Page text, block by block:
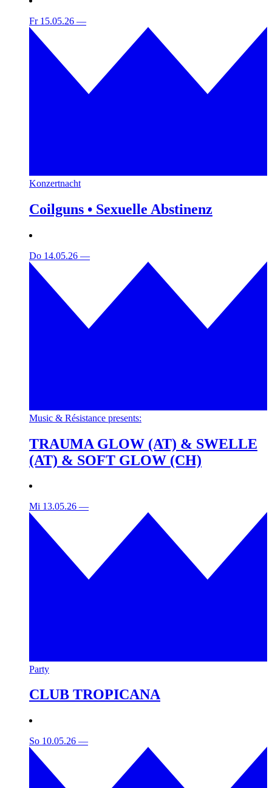
Fr 15.05.26 —
Konzertnacht
Coilguns • Sexuelle Abstinenz
Do 14.05.26 —
Music & Résistance presents:
TRAUMA GLOW (AT) & SWELLE
(AT) & SOFT GLOW (CH)
Mi 13.05.26 —
Party
CLUB TROPICANA
So 10.05.26 —